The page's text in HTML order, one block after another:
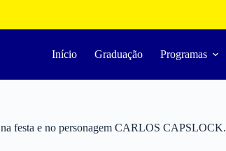
Início Graduação Programas
na festa e no personagem CARLOS CAPSLOCK.